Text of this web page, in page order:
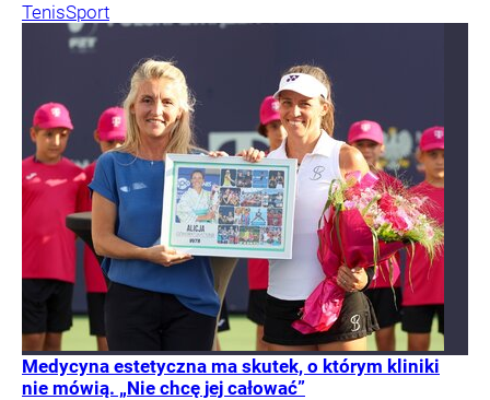
TenisSport
Medycyna estetyczna ma skutek, o którym kliniki
nie mówią. „Nie chcę jej całować”